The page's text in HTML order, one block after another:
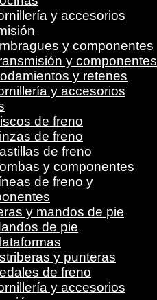
y accesorios
y componentes
y componentes
y retenes
y accesorios
de freno
de freno
de freno
y componentes
de freno y
y mandos de pie
de pie
y punteras
de freno
y accesorios